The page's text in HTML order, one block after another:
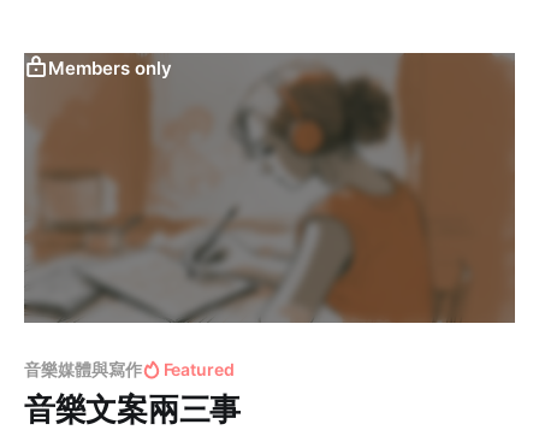
Members only
音樂媒體與寫作 Featured
音樂文案兩三事